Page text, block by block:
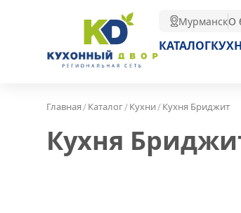
МурманскО
КАТАЛОГ
Главная/Каталог/Кухни/Кухня Бриджит
Кухня